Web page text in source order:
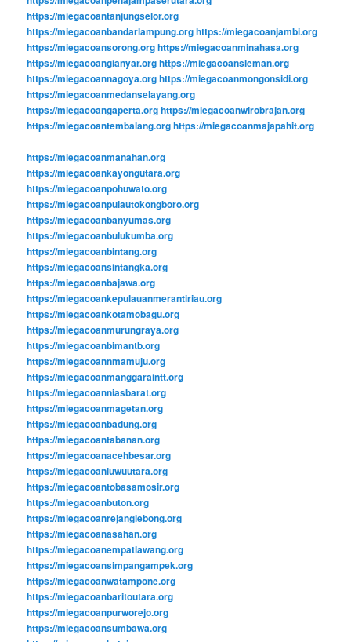
https://miegacoantanjungselor.org
https://miegacoanbandarlampung.orghttps://miegacoanjambi.org
https://miegacoansorong.orghttps://miegacoanminahasa.org
https://miegacoangianyar.orghttps://miegacoansleman.org
https://miegacoannagoya.orghttps://miegacoanmongonsidi.org
https://miegacoanmedanselayang.org
https://miegacoangaperta.orghttps://miegacoanwirobrajan.org
https://miegacoantembalang.orghttps://miegacoanmajapahit.org
https://miegacoanmanahan.org
https://miegacoankayongutara.org
https://miegacoanpohuwato.org
https://miegacoanpulautokongboro.org
https://miegacoanbanyumas.org
https://miegacoanbulukumba.org
https://miegacoanbintang.org
https://miegacoansintangka.org
https://miegacoanbajawa.org
https://miegacoankepulauanmerantiriau.org
https://miegacoankotamobagu.org
https://miegacoanmurungraya.org
https://miegacoanbimantb.org
https://miegacoannmamuju.org
https://miegacoanmanggaraintt.org
https://miegacoanniasbarat.org
https://miegacoanmagetan.org
https://miegacoanbadung.org
https://miegacoantabanan.org
https://miegacoanacehbesar.org
https://miegacoanluwuutara.org
https://miegacoantobasamosir.org
https://miegacoanbuton.org
https://miegacoanrejanglebong.org
https://miegacoanasahan.org
https://miegacoanempatlawang.org
https://miegacoansimpangampek.org
https://miegacoanwatampone.org
https://miegacoanbaritoutara.org
https://miegacoanpurworejo.org
https://miegacoansumbawa.org